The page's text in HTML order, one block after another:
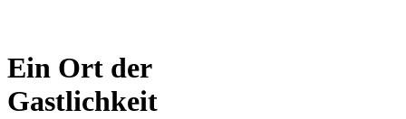
Ein Ort der
Gastlichkeit